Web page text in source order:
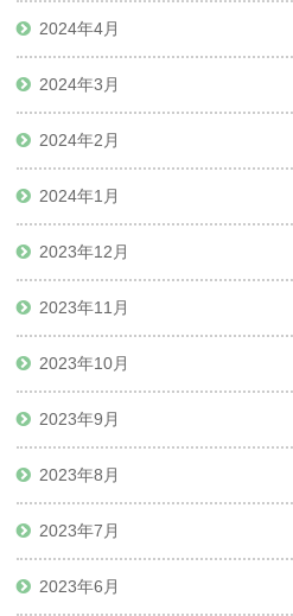
2024年4月
2024年3月
2024年2月
2024年1月
2023年12月
2023年11月
2023年10月
2023年9月
2023年8月
2023年7月
2023年6月